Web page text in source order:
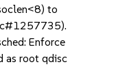
to
Enforce
as root qdisc